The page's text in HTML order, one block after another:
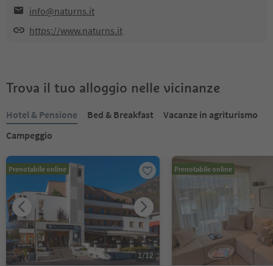
info@naturns.it
https://www.naturns.it
Trova il tuo alloggio nelle vicinanze
Hotel & Pensione Bed & Breakfast
Vacanze in agriturismo
Campeggio
Prenotabile online
1/12
Prenotabile online